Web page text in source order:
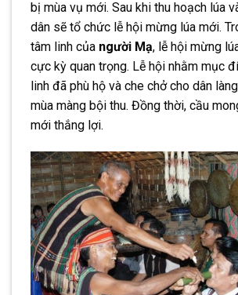
bị mùa vụ mới. Sau khi thu hoạch lúa
dân sẽ tổ chức lễ hội mừng lúa mới.
tâm linh của người Mạ, lễ hội mừng
cực kỳ quan trọng. Lễ hội nhằm mục
linh đã phù hộ và che chở cho dân
mùa màng bội thu. Đồng thời, cầu
mới thắng lợi.